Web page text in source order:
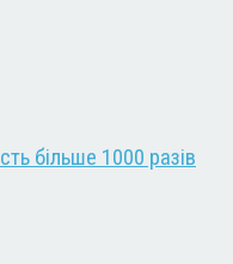
більше 1000 разів